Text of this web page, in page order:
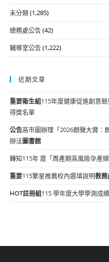
未分類(1,285)
總務處公告(42)
輔導室公告(1,222)
近期文章
重要衛生組115年度健康促進創意
得獎名單
公告高市圖辦理「2026朗聲大賞：
辦法圖書館
轉知115年 度「周產期高風險孕產
重要115繁星推薦校內選填說明教務
HOT註冊組115 學年度大學學測成